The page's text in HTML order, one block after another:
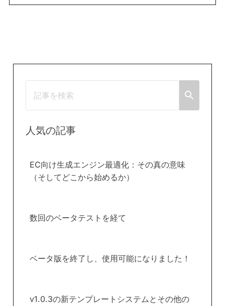
人気の記事
EC向け生成エンジン最適化：その真の意味
（そしてどこから始めるか）
数回のベータテストを経て
ベータ版を終了し、使用可能になりました！
v1.0.3の新テンプレートシステムとその他の